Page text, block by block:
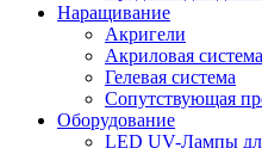
Наращивание
Акригели
Акриловая система
Гелевая система
Сопутствующая
Оборудование
LED UV-Лампы